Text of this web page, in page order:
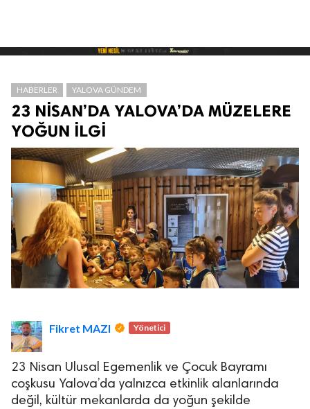
HABERLER YALOVA GÜNDEM
23 NİSAN’DA YALOVA’DA MÜZELERE
YOĞUN İLGİ
Fikret MAZI Yönetici
23 Nisan Ulusal Egemenlik ve Çocuk Bayramı
coşkusu Yalova’da yalnızca etkinlik alanlarında
değil, kültür mekanlarda da yoğun şekilde